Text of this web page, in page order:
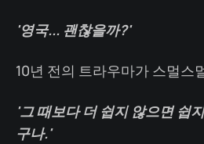
'영국... 괜찮을까?'
10년 전의 트라우마가 스멀스
'그 때보다 더 쉽지 않으면 쉽
구나.'